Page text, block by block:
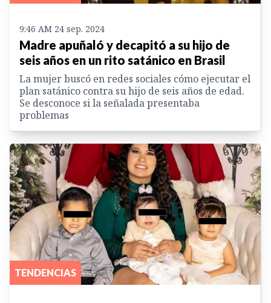
9:46 AM 24 sep. 2024
Madre apuñaló y decapitó a su hijo de
seis años en un rito satánico en Brasil
La mujer buscó en redes sociales cómo ejecutar el
plan satánico contra su hijo de seis años de edad.
Se desconoce si la señalada presentaba
problemas
TENDENCIAS